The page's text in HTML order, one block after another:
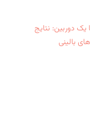
یک دوربین: نتایج
بالینی